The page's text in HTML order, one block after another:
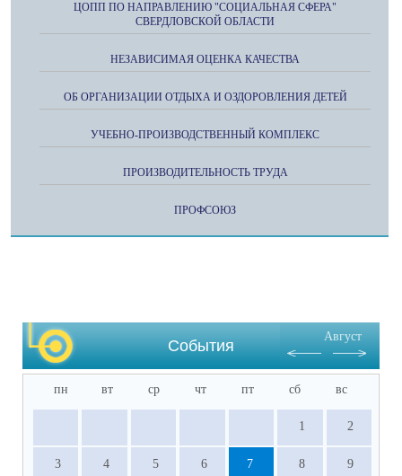
ЦОПП ПО НАПРАВЛЕНИЮ "СОЦИАЛЬНАЯ СФЕРА"
СВЕРДЛОВСКОЙ ОБЛАСТИ
НЕЗАВИСИМАЯ ОЦЕНКА КАЧЕСТВА
ОБ ОРГАНИЗАЦИИ ОТДЫХА И ОЗДОРОВЛЕНИЯ ДЕТЕЙ
УЧЕБНО-ПРОИЗВОДСТВЕННЫЙ КОМПЛЕКС
ПРОИЗВОДИТЕЛЬНОСТЬ ТРУДА
ПРОФСОЮЗ
События
Август
пн вт ср чт пт сб вс
1 2
3 4 5 6 7 8 9